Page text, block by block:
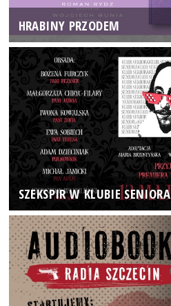
HRABINY PRZODEM
SZEKSPIR W KLUBIE SENIORA